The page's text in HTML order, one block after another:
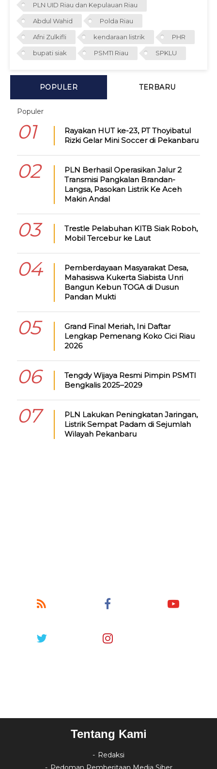
PLN UID Riau dan Kepulauan Riau
Abdul Wahid Polda Riau
Afni Zulkifli kendaraan listrik PHR
bupati siak PSMTI Riau SPKLU
POPULER TERBARU
Populer
01
Rayakan HUT ke-23, PT Thoyibatul
Rizki Gelar Mini Soccer di Pekanbaru
02
PLN Berhasil Operasikan Jalur 2
Transmisi Pangkalan Brandan-
Langsa, Pasokan Listrik Ke Aceh
Makin Andal
03
Trestle Pelabuhan KITB Siak Roboh,
Mobil Tercebur ke Laut
04
Pemberdayaan Masyarakat Desa,
Mahasiswa Kukerta Siabista Unri
Bangun Kebun TOGA di Dusun
Pandan Mukti
05
Grand Final Meriah, Ini Daftar
Lengkap Pemenang Koko Cici Riau
2026
06
Tengdy Wijaya Resmi Pimpin PSMTI
Bengkalis 2025–2029
07
PLN Lakukan Peningkatan Jaringan,
Listrik Sempat Padam di Sejumlah
Wilayah Pekanbaru
Tentang Kami
Redaksi